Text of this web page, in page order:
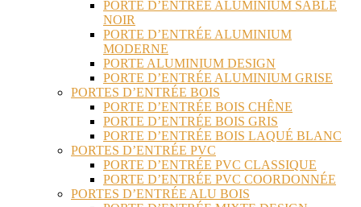
PORTE D’ENTRÉE ALUMINIUM SABLE
NOIR
PORTE D’ENTRÉE ALUMINIUM
MODERNE
PORTE ALUMINIUM DESIGN
PORTE D’ENTRÉE ALUMINIUM GRISE
PORTES D’ENTRÉE BOIS
PORTE D’ENTRÉE BOIS CHÊNE
PORTE D’ENTRÉE BOIS GRIS
PORTE D’ENTRÉE BOIS LAQUÉ BLANC
PORTES D’ENTRÉE PVC
PORTE D’ENTRÉE PVC CLASSIQUE
PORTE D’ENTRÉE PVC COORDONNÉE
PORTES D’ENTRÉE ALU BOIS